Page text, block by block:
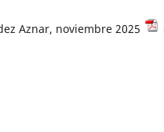
Aznar, noviembre 2025